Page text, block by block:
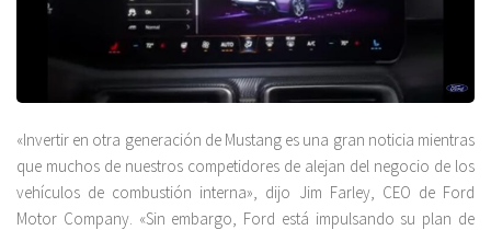
«Invertir en otra generación de Mustang es una gran noticia mientras
que muchos de nuestros competidores de alejan del negocio de los
vehículos de combustión interna», dijo Jim Farley, CEO de Ford
Motor Company. «Sin embargo, Ford está impulsando su plan de